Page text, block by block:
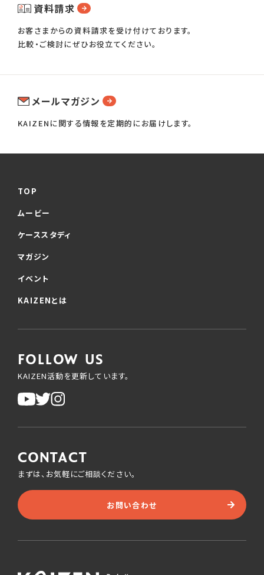
資料請求
お客さまからの資料請求を受け付けております。
比較・ご検討にぜひお役立てください。
メールマガジン
KAIZENに関する情報を定期的にお届けします。
TOP
ムービー
ケーススタディ
マガジン
イベント
KAIZENとは
FOLLOW US
KAIZEN活動を更新しています。
CONTACT
まずは、お気軽にご相談ください。
お問い合わせ